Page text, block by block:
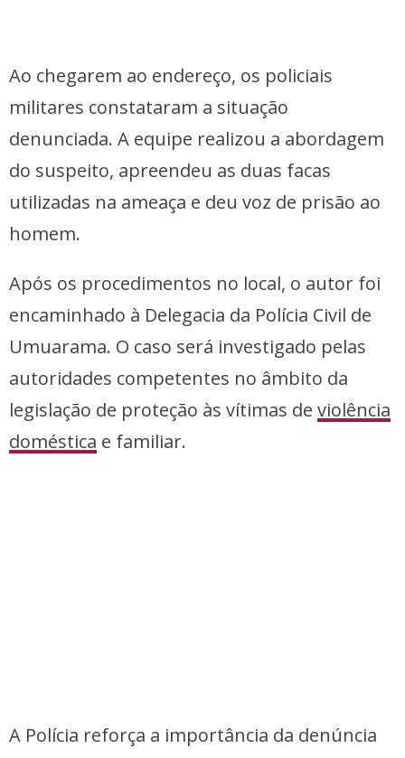
Ao chegarem ao endereço, os policiais
militares constataram a situação
denunciada. A equipe realizou a abordagem
do suspeito, apreendeu as duas facas
utilizadas na ameaça e deu voz de prisão ao
homem.
Após os procedimentos no local, o autor foi
encaminhado à Delegacia da Polícia Civil de
Umuarama. O caso será investigado pelas
autoridades competentes no âmbito da
legislação de proteção às vítimas de violência
doméstica e familiar.
A Polícia reforça a importância da denúncia